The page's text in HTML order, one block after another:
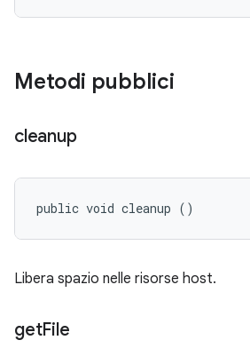
Metodi pubblici
cleanup
public void cleanup ()
Libera spazio nelle risorse host.
getFile